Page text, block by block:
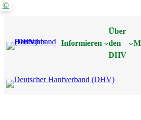
Zum
Informieren
Über
den
DHV
©